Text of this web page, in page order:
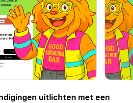
uitlichten met een